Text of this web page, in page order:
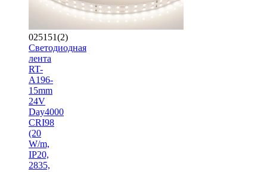
025151(2)
Светодиодная
лента
RT-
A196-
15mm
24V
Day4000
CRI98
(20
W/m,
IP20,
2835,